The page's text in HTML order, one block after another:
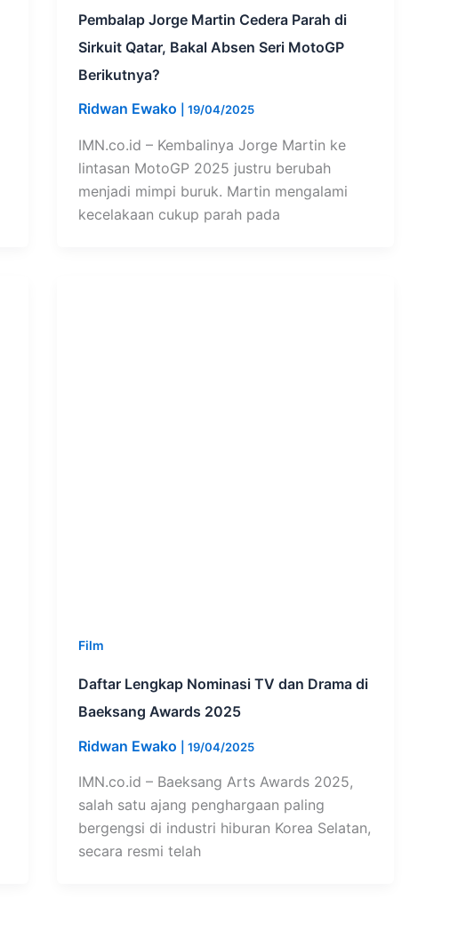
Pembalap Jorge Martin Cedera Parah di
Sirkuit Qatar, Bakal Absen Seri MotoGP
Berikutnya?
Ridwan Ewako
|19/04/2025
IMN.co.id – Kembalinya Jorge Martin ke
lintasan MotoGP 2025 justru berubah
menjadi mimpi buruk. Martin mengalami
kecelakaan cukup parah pada
Film
Daftar Lengkap Nominasi TV dan Drama di
Baeksang Awards 2025
Ridwan Ewako
|19/04/2025
IMN.co.id – Baeksang Arts Awards 2025,
salah satu ajang penghargaan paling
bergengsi di industri hiburan Korea Selatan,
secara resmi telah